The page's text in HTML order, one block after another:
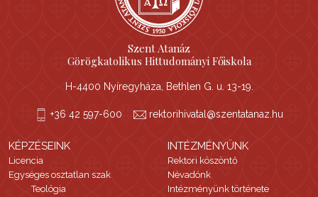
Szent Atanáz
Görögkatolikus Hittudományi Főiskola
H-4400 Nyíregyháza, Bethlen G. u. 13-19.
+36 42 597-600 rektorihivatal@szentatanaz.hu
KÉPZÉSEINK
Licencia
Egységes osztatlan szak
Teológia
INTÉZMÉNYÜNK
Rektori köszöntő
Névadónk
Intézményünk története